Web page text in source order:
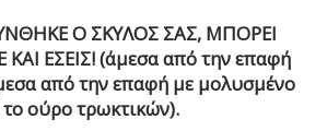
Ο ΣΚΥΛΟΣ ΣΑΣ, ΜΠΟΡΕΙ
ΕΣΕΙΣ! (άμεσα από την επαφή
από την επαφή με μολυσμένο
ούρο τρωκτικών).